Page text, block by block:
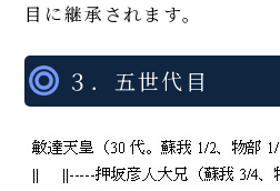
目に継承されます。
３．五世代目